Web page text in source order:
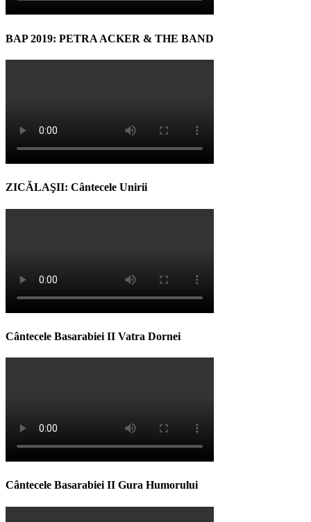
BAP 2019: PETRA ACKER & THE BAND
ZICĂLAŞII: Cântecele Unirii
Cântecele Basarabiei II Vatra Dornei
Cântecele Basarabiei II Gura Humorului